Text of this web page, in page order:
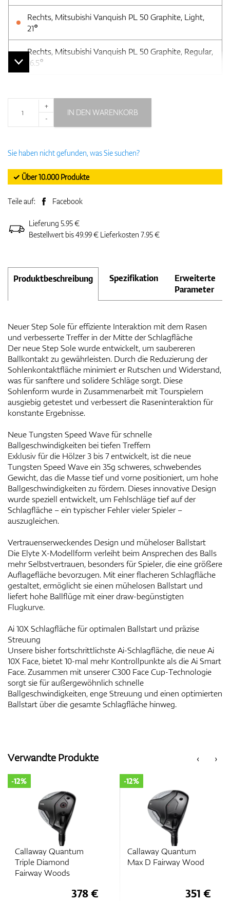
Rechts, Mitsubishi Vanquish PL 50 Graphite, Light,
21°
Rechts, Mitsubishi Vanquish PL 50 Graphite, Regular,
16.5°
+
-
IN DEN WARENKORB
Sie haben nicht gefunden, was Sie suchen?
✓ Über 10.000 Produkte
Teile auf: Facebook
Lieferung 5.95 €
Bestellwert bis 49.99 € Lieferkosten 7.95 €
Produktbeschreibung Spezifikation
Erweiterte
Parameter
Neuer Step Sole für effiziente Interaktion mit dem Rasen
und verbesserte Treffer in der Mitte der Schlagfläche
Der neue Step Sole wurde entwickelt, um saubereren
Ballkontakt zu gewährleisten. Durch die Reduzierung der
Sohlenkontaktfläche minimiert er Rutschen und Widerstand,
was für sanftere und solidere Schläge sorgt. Diese
Sohlenform wurde in Zusammenarbeit mit Tourspielern
ausgiebig getestet und verbessert die Raseninteraktion für
konstante Ergebnisse.
Neue Tungsten Speed Wave für schnelle
Ballgeschwindigkeiten bei tiefen Treffern
Exklusiv für die Hölzer 3 bis 7 entwickelt, ist die neue
Tungsten Speed Wave ein 35g schweres, schwebendes
Gewicht, das die Masse tief und vorne positioniert, um hohe
Ballgeschwindigkeiten zu fördern. Dieses innovative Design
wurde speziell entwickelt, um Fehlschläge tief auf der
Schlagfläche – ein typischer Fehler vieler Spieler –
auszugleichen.
Vertrauenserweckendes Design und müheloser Ballstart
Die Elyte X-Modellform verleiht beim Ansprechen des Balls
mehr Selbstvertrauen, besonders für Spieler, die eine größere
Auflagefläche bevorzugen. Mit einer flacheren Schlagfläche
gestaltet, ermöglicht sie einen mühelosen Ballstart und
liefert hohe Ballflüge mit einer draw-begünstigten
Flugkurve.
Ai 10X Schlagfläche für optimalen Ballstart und präzise
Streuung
Unsere bisher fortschrittlichste Ai-Schlagfläche, die neue Ai
10X Face, bietet 10-mal mehr Kontrollpunkte als die Ai Smart
Face. Zusammen mit unserer C300 Face Cup-Technologie
sorgt sie für außergewöhnlich schnelle
Ballgeschwindigkeiten, enge Streuung und einen optimierten
Ballstart über die gesamte Schlagfläche hinweg.
‹
Verwandte Produkte ›
Callaway Quantum
Triple Diamond
Fairway Woods
-12%
378 €
Callaway Quantum
Max D Fairway Wood
-12%
351 €